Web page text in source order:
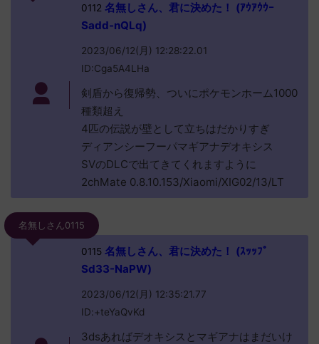
0112 名無しさん、君に決めた！ (ｱｳｱｳｳｰ
Sadd-nQLq)
2023/06/12(月) 12:28:22.01
ID:Cga5A4LHa
剣盾から復帰勢、ついにポケモンホーム1000
種類超え
4匹の伝説が壁として立ちはだかりすぎ
ディアンシーフーパマギアナデオキシス
SVのDLCで出てきてくれますように
2chMate 0.8.10.153/Xiaomi/XIG02/13/LT
名無しさん0115
0115名無しさん、君に決めた！ (ｽｯｯﾌﾟ
Sd33-NaPW)
2023/06/12(月) 12:35:21.77
ID:+teYaQvKd
3dsあればデオキシスとマギアナはまだいけ